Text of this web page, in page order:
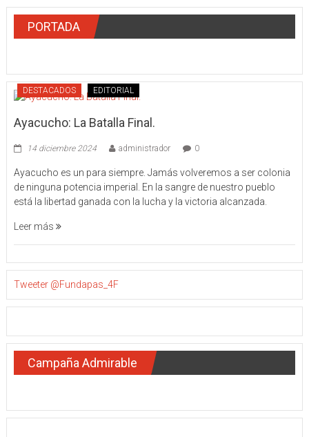
PORTADA
DESTACADOS EDITORIAL
Ayacucho: La Batalla Final.
14 diciembre 2024 administrador 0
Ayacucho es un para siempre. Jamás volveremos a ser colonia
de ninguna potencia imperial. En la sangre de nuestro pueblo
está la libertad ganada con la lucha y la victoria alcanzada.
Leer más
Tweeter @Fundapas_4F
Campaña Admirable